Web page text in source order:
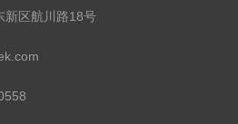
新区航川路18号